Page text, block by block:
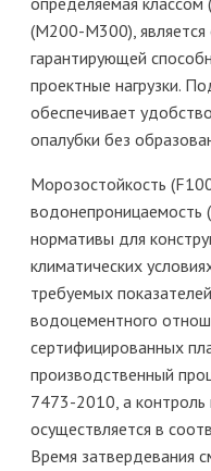
(М200-М300), является
гарантирующей
проектные нагрузки.
обеспечивает
опалубки без
Морозостойкость
водонепроницаемость
нормативы для
климатических
требуемых
водоцементного
сертифицированных
производственный
7473-2010, а контроль
осуществляется в
Время затвердевания